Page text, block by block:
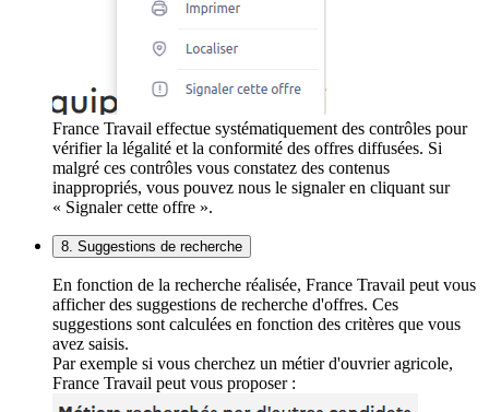
France Travail effectue systématiquement des contrôles pour
vérifier la légalité et la conformité des offres diffusées. Si
malgré ces contrôles vous constatez des contenus
inappropriés, vous pouvez nous le signaler en cliquant sur
« Signaler cette offre ».
8. Suggestions de recherche
En fonction de la recherche réalisée, France Travail peut vous
afficher des suggestions de recherche d'offres. Ces
suggestions sont calculées en fonction des critères que vous
avez saisis.
Par exemple si vous cherchez un métier d'ouvrier agricole,
France Travail peut vous proposer :